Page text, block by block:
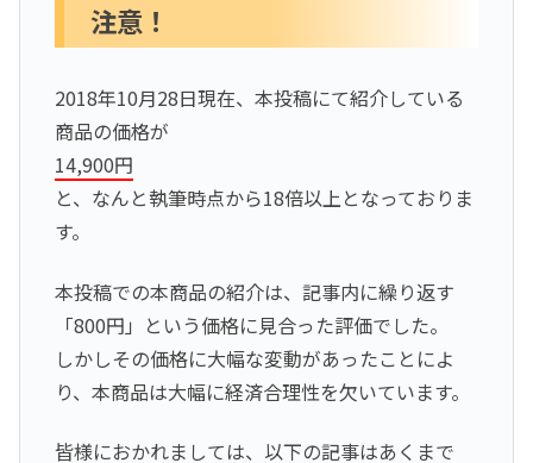
注意！
2018年10月28日現在、本投稿にて紹介している
商品の価格が
14,900円
と、なんと執筆時点から18倍以上となっておりま
す。
本投稿での本商品の紹介は、記事内に繰り返す
「800円」という価格に見合った評価でした。
しかしその価格に大幅な変動があったことによ
り、本商品は大幅に経済合理性を欠いています。
皆様におかれましては、以下の記事はあくまで